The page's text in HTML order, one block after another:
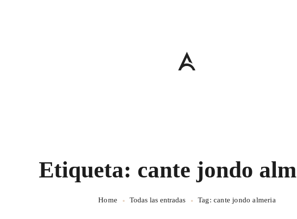
Etiqueta: cante jondo
Home Todas las entradas Tag: cante jondo almeria